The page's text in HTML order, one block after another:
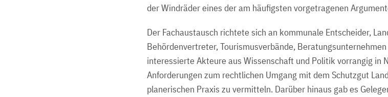
der Windräder eines der am häufigsten vorgetragenen
Der Fachaustausch richtete sich an kommunale Entscheider,
Behördenvertreter, Tourismusverbände,
interessierte Akteure aus Wissenschaft und Politik vorrangig in
Anforderungen zum rechtlichen Umgang mit dem Schutzgut
planerischen Praxis zu vermitteln. Darüber hinaus gab es